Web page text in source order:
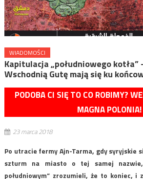
WIADOMOŚCI
Kapitulacja „południowego kotła”
Wschodnią Gutę mają się ku
PODOBA CI SIĘ TO CO ROBIMY?
MAGNA POLONIA!
23 marca 2018
Po utracie fermy Ajn-Tarma, gdy syryjskie
szturm na miasto o tej samej
południowym” zrozumieli, że to koniec, i